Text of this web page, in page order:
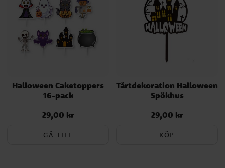
Halloween Caketoppers
16-pack
Pris:29,00 kr
29,00 kr
GÅ TILL
Tårtdekoration Halloween
Spökhus
Pris:29,00 kr
29,00 kr
KÖP